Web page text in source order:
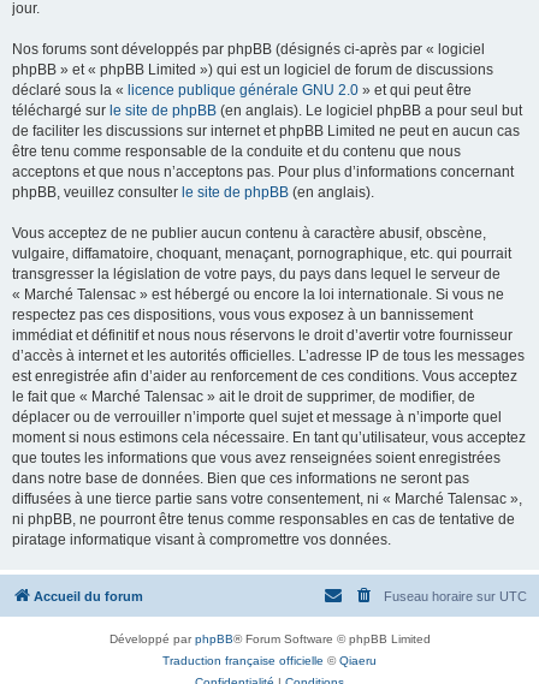
jour.
Nos forums sont développés par phpBB (désignés ci-après par « logiciel
phpBB » et « phpBB Limited ») qui est un logiciel de forum de discussions
déclaré sous la « licence publique générale GNU 2.0 » et qui peut être
téléchargé sur le site de phpBB (en anglais). Le logiciel phpBB a pour seul but
de faciliter les discussions sur internet et phpBB Limited ne peut en aucun cas
être tenu comme responsable de la conduite et du contenu que nous
acceptons et que nous n’acceptons pas. Pour plus d’informations concernant
phpBB, veuillez consulter le site de phpBB (en anglais).
Vous acceptez de ne publier aucun contenu à caractère abusif, obscène,
vulgaire, diffamatoire, choquant, menaçant, pornographique, etc. qui pourrait
transgresser la législation de votre pays, du pays dans lequel le serveur de
« Marché Talensac » est hébergé ou encore la loi internationale. Si vous ne
respectez pas ces dispositions, vous vous exposez à un bannissement
immédiat et définitif et nous nous réservons le droit d’avertir votre fournisseur
d’accès à internet et les autorités officielles. L’adresse IP de tous les messages
est enregistrée afin d’aider au renforcement de ces conditions. Vous acceptez
le fait que « Marché Talensac » ait le droit de supprimer, de modifier, de
déplacer ou de verrouiller n’importe quel sujet et message à n’importe quel
moment si nous estimons cela nécessaire. En tant qu’utilisateur, vous acceptez
que toutes les informations que vous avez renseignées soient enregistrées
dans notre base de données. Bien que ces informations ne seront pas
diffusées à une tierce partie sans votre consentement, ni « Marché Talensac »,
ni phpBB, ne pourront être tenus comme responsables en cas de tentative de
piratage informatique visant à compromettre vos données.
Accueil du forum Fuseau horaire sur UTC
Développé parphpBB® Forum Software © phpBB Limited
Traduction française officielle ©Qiaeru